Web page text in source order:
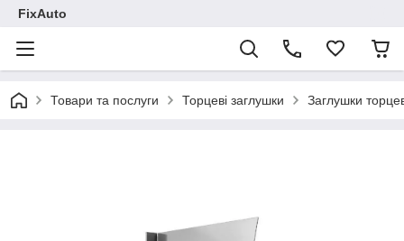
FixAuto
Товари та послуги Торцеві заглушки Заглушки